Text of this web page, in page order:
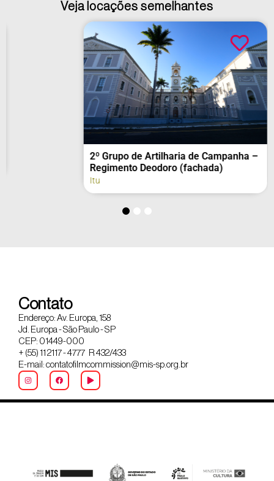
Veja locações semelhantes
2º Grupo de Artilharia de Campanha –
Regimento Deodoro (fachada)
Contato
Endereço: Av. Europa, 158
Jd. Europa - São Paulo - SP
CEP: 01449-000
+ (55) 11 2117 - 4777 R 432/433
E-mail: contatofilmcommission@mis-sp.org.br